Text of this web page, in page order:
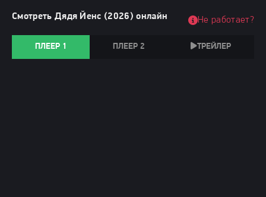
Смотреть Дядя Йенс (2026) онлайн
ПЛЕЕР 1 ПЛЕЕР 2 ТРЕЙЛЕР
Не работает?